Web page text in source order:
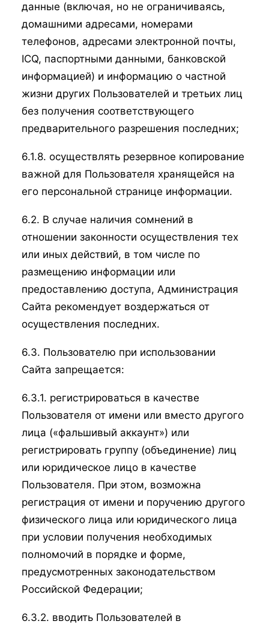
данные (включая, но не ограничиваясь,
домашними адресами, номерами
телефонов, адресами электронной почты,
ICQ, паспортными данными, банковской
информацией) и информацию о частной
жизни других Пользователей и третьих лиц
без получения соответствующего
предварительного разрешения последних;
6.1.8. осуществлять резервное копирование
важной для Пользователя хранящейся на
его персональной странице информации.
6.2. В случае наличия сомнений в
отношении законности осуществления тех
или иных действий, в том числе по
размещению информации или
предоставлению доступа, Администрация
Сайта рекомендует воздержаться от
осуществления последних.
6.3. Пользователю при использовании
Сайта запрещается:
6.3.1. регистрироваться в качестве
Пользователя от имени или вместо другого
лица («фальшивый аккаунт») или
регистрировать группу (объединение) лиц
или юридическое лицо в качестве
Пользователя. При этом, возможна
регистрация от имени и поручению другого
физического лица или юридического лица
при условии получения необходимых
полномочий в порядке и форме,
предусмотренных законодательством
Российской Федерации;
6.3.2. вводить Пользователей в